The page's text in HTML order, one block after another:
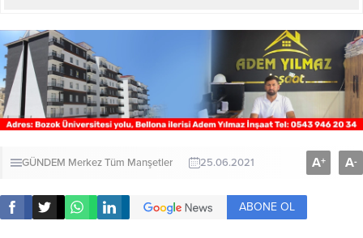
GÜNDEM MerkezTüm Manşetler 25.06.2021 A+ A-
ABONE OL